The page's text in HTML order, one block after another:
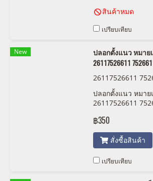
สินค้าหมด
เปรียบเทียบ
New
ปลอกตั้งแนว หมา
26117526611
26117526611
ปลอกตั้งแนว หมา
26117526611
฿350
สั่งซื้อสินค้า
เปรียบเทียบ